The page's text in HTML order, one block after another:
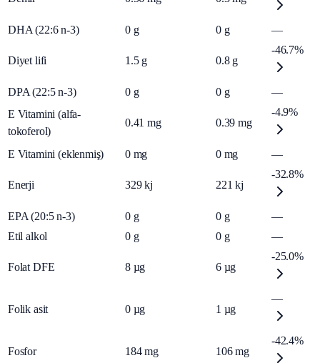
DHA (22:6 n-3) 0 g 0 g —
Diyet lifi 1.5 g 0.8 g
-46.7%
DPA (22:5 n-3) 0 g 0 g
—
E Vitamini (alfa-
tokoferol)
0.41 mg 0.39 mg
-4.9%
E Vitamini (eklenmiş) 0 mg 0 mg —
Enerji 329 kj 221 kj
-32.8%
EPA (20:5 n-3) 0 g 0 g
—
Etil alkol
0 g 0 g —
Folat DFE 8 µg 6 µg
-25.0%
Folik asit 0 µg 1 µg
—
Fosfor 184 mg 106 mg
-42.4%